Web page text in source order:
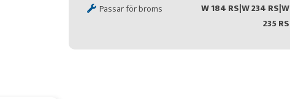
Passar för broms
W 184 RS|W 234 RS|W
235 RS